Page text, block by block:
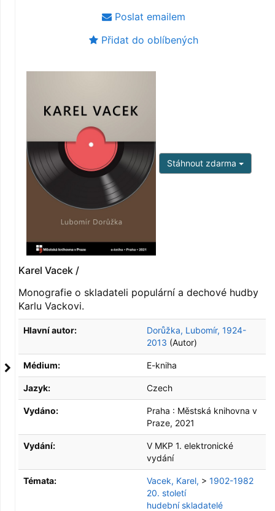
Poslat emailem
Přidat do oblíbených
Stáhnout zdarma
Karel Vacek /
Monografie o skladateli populární a dechové hudby
Karlu Vackovi.
Hlavní autor:
Dorůžka, Lubomír, 1924-
2013 (Autor)
Médium: E-kniha
Jazyk: Czech
Vydáno: Praha : Městská knihovna v
Praze, 2021
Vydání:
V MKP 1. elektronické
vydání
Témata: Vacek, Karel, > 1902-1982
20. století
hudební skladatelé